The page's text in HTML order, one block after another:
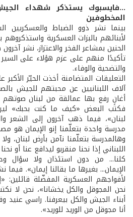
...فايسبوك يستذكر شهداء
المخطوفين
بينما نشر ذوو الضباط والعسكريين
لأبنائهم بالبزات العسكرية
الحنين بمشاعر الفخر والاعتزاز، نشر
تأكيدًا منهم على عزم هؤلاء على
والتضحية والوفاء.
التعليقات المتضامنة أخذت الحيّز
آلاف اللبنانيين عن محبتهم للجيش
أغانٍ رفع بها عمالقة من لبنان صوتهم
فكتب البعض «كيف ما كنت بحبك»
لبنان»، فيما ذهب آخرون إلى الشعر
مدرسة واحدة بتعلّمنا إنو الإيمان هو
وهالمدرسة بتعلّمنا نآمن بأرض لبنان،
اللبناني إذا نحنا منقربو ليدافع عنا أو
كلنا... من دون استئذان ولا سؤال
الإيمان... بغيرها ما بقالنا إيمان».
لأفواجهم العسكرية المفضّلة قائلين:
نحن المجوقل والكل يخشانا»، نحن لا
أبناء الجيش والكل بيعرفنا. راسي عنيد
أنا مجوقل من الوريد للوريد».